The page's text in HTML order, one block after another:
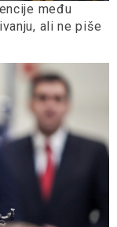
među
ali ne piše